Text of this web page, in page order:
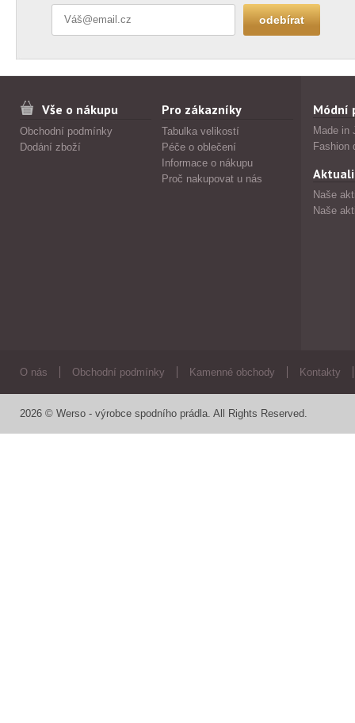
Vše o nákupu
Obchodní podmínky
Dodání zboží
Pro zákazníky
Tabulka velikostí
Péče o oblečení
Informace o nákupu
Proč nakupovat u nás
Módní
Made in
Fashion
Naše
Naše
O nás Obchodní podmínky Kamenné obchody Kontakty
2026 © Werso - výrobce spodního prádla. All Rights Reserved.